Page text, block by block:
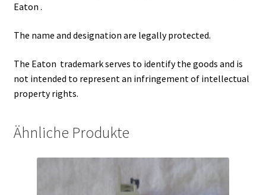
Eaton .
The name and designation are legally protected.
The Eaton trademark serves to identify the goods and is
not intended to represent an infringement of intellectual
property rights.
Ähnliche Produkte